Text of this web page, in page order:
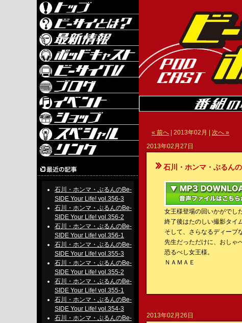
石川・ホンマ・ぶるんのBe-
SIDE Your Life! vol.356-3
石川・ホンマ・ぶるんのBe-
SIDE Your Life! vol.356-2
石川・ホンマ・ぶるんのBe-
SIDE Your Life! vol.356-1
石川・ホンマ・ぶるんのBe-
SIDE Your Life! vol.355-3
石川・ホンマ・ぶるんのBe-
SIDE Your Life! vol.355-2
石川・ホンマ・ぶるんのBe-
SIDE Your Life! vol.355-1
石川・ホンマ・ぶるんのBe-
SIDE Your Life! vol.354-3
石川・ホンマ・ぶるんのBe-
« 前へ | 2013年02月 | 次へ »
2013年02月27日
石川・ホンマ・ぶるん
女王様登場の回いかがでし
終了後はたのしい撮影タイ
そして、さらなるディープ
先生だっただけに、おしゃ
恐るべし女王様。
ＮＡＭＡＥ
2013年02月26日